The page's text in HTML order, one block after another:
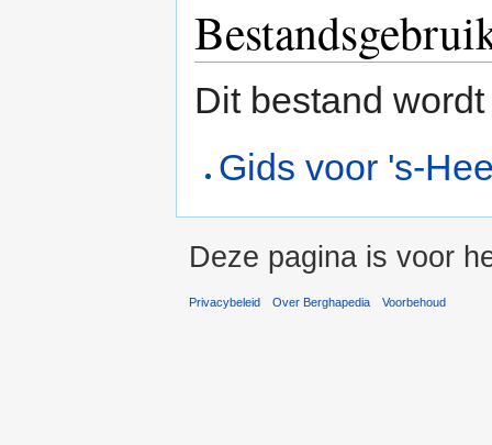
Dit bestand
Gids voor 's-
Deze pagina is voor
Privacybeleid Over Berghapedia Voorbehoud